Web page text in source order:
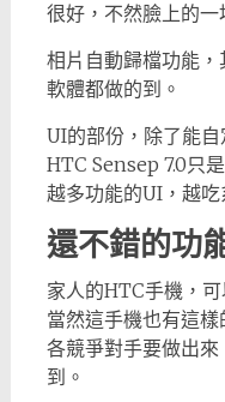
很好，不然臉上的一
相片自動歸檔功能
軟體都做的到。
UI的部份，除了能自
HTC Sensep 7.0只
越多功能的UI，越吃
還不錯的功
家人的HTC手機，
當然這手機也有這
各競爭對手要做出
到。